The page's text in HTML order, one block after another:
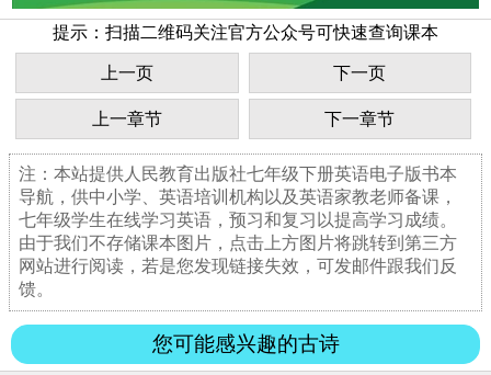
提示：扫描二维码关注官方公众号可快速查询课本
上一页 下一页
上一章节 下一章节
注：本站提供人民教育出版社七年级下册英语电子版书本
导航，供中小学、英语培训机构以及英语家教老师备课，
七年级学生在线学习英语，预习和复习以提高学习成绩。
由于我们不存储课本图片，点击上方图片将跳转到第三方
网站进行阅读，若是您发现链接失效，可发邮件跟我们反
馈。
您可能感兴趣的古诗